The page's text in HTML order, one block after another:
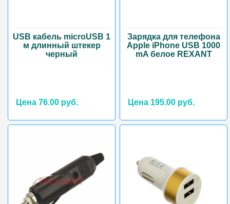
USB кабель microUSB 1
м длинный штекер
черный
Цена 76.00 руб.
Зарядка для телефона
Apple iPhone USB 1000
mA белое REXANT
Цена 195.00 руб.